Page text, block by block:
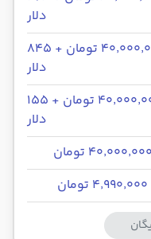
دلار
۴۰٬۰۰۰٬۰۰۰ تومان + ۸۴۵
دلار
۴۰٬۰۰۰٬۰۰۰ تومان + ۱۵۵
دلار
۴۰٬۰۰۰٬۰۰۰ تومان
۴٬۹۹۰٬۰۰۰ تومان